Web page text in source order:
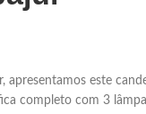
apresentamos este
completo com 3